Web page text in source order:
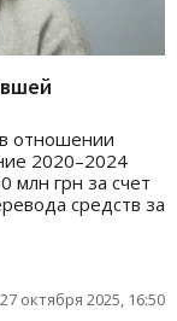
отношении
2020–2024
млн грн за счет
средств за
27 октября 2025, 16:50